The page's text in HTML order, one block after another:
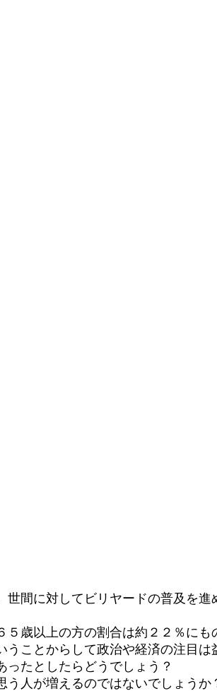
間に対してビリヤードの普及を
歳以上の方の割合は約２２％にも
ことからして政治や経済の注目は
たとしたらどうでしょう？
人が増えるのではないでしょうか